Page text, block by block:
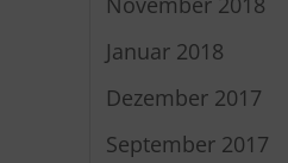
Januar 2018
Dezember 2017
September 2017